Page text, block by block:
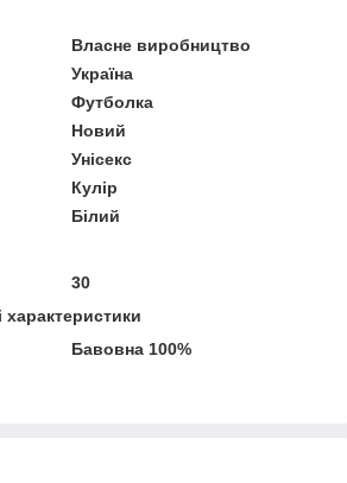
Власне виробництво
Україна
Футболка
Новий
Унісекс
Кулір
Білий
30
Бавовна 100%